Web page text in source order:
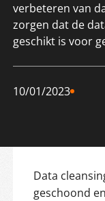
verbeteren van
zorgen dat de
geschikt is voor
10/01/2023
Data
geschoond